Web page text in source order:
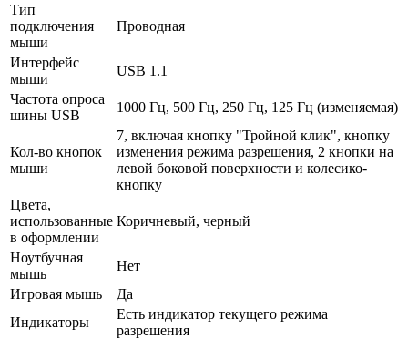
Тип
подключения
мыши
Проводная
Интерфейс
мыши
USB 1.1
Частота опроса
шины USB
1000 Гц, 500 Гц, 250 Гц, 125 Гц (изменяемая)
Кол-во кнопок
мыши
7, включая кнопку "Тройной клик", кнопку
изменения режима разрешения, 2 кнопки на
левой боковой поверхности и колесико-
кнопку
Цвета,
использованные
в оформлении
Коричневый, черный
Ноутбучная
мышь
Нет
Игровая мышь
Да
Индикаторы
Есть индикатор текущего режима
разрешения